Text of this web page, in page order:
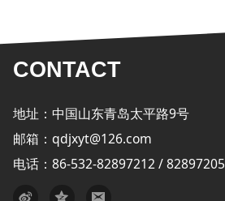
CONTACT
地址：中国山东青岛太平路9号
邮箱：qdjxyt@126.com
电话：86-532-82897212 / 82897205